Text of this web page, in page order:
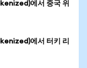
에서 중국 위
에서 터키 리